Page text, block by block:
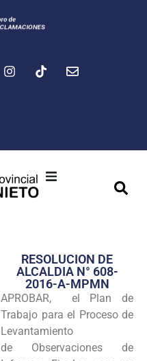
Transparencia
Seguridad
Programas
Intranet
RESOLUCION DE
ALCALDIA N° 608-
2016-A-MPMN
APROBAR, el Plan de
Trabajo para el Proceso de
Levantamiento
de Observaciones de